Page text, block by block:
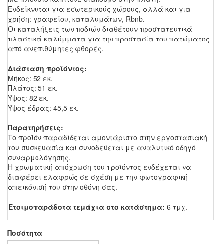
Ενδείκνυται για εσωτερικούς χώρους, αλλά και για
χρήση: γραφείου, καταλυμάτων, Rbnb.
Οι καταλήξεις των ποδιών διαθέτουν προστατευτικά
πλαστικά καλύμματα για την προστασία του πατώματος
από ανεπιθύμητες φθορές.
Διάσταση προϊόντος:
Μήκος: 52 εκ.
Πλάτος: 51 εκ.
Ύψος: 82 εκ.
Ύψος έδρας: 45,5 εκ.
Παρατηρήσεις:
Το προϊόν παραδίδεται αμοντάριστο στην εργοστασιακή
του συσκευασία και συνοδεύεται με αναλυτικό οδηγό
συναρμολόγησης.
Η χρωματική απόχρωση του προϊόντος ενδέχεται να
διαφέρει ελαφρώς σε σχέση με την φωτογραφική
απεικόνισή του στην οθόνη σας.
Ετοιμοπαράδοτα τεμάχια στο κατάστημα: 6 τμχ.
Ποσότητα